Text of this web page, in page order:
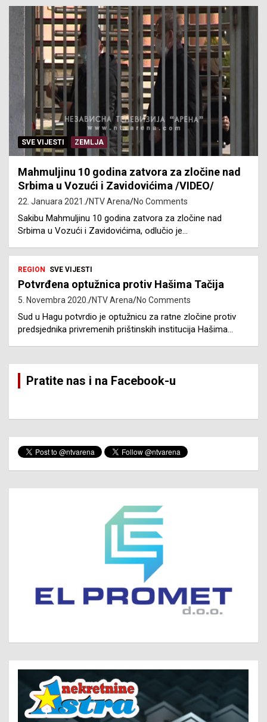
SVE VIJESTI ZEMLJA
Mahmuljinu 10 godina zatvora za zločine nad
Srbima u Vozući i Zavidovićima /VIDEO/
22. Januara 2021. NTV Arena No Comments
Sakibu Mahmuljinu 10 godina zatvora za zločine nad
Srbima u Vozući i Zavidovićima, odlučio je…
REGION SVE VIJESTI
Potvrđena optužnica protiv Hašima Tačija
5. Novembra 2020. NTV Arena No Comments
Sud u Hagu potvrdio je optužnicu za ratne zločine protiv
predsjednika privremenih prištinskih institucija Hašima…
Pratite nas i na Facebook-u